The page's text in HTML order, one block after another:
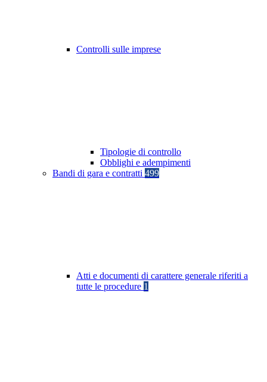
Controlli sulle imprese
Tipologie di controllo
Obblighi e adempimenti
Bandi di gara e contratti 499
Atti e documenti di carattere generale riferiti a
tutte le procedure 1